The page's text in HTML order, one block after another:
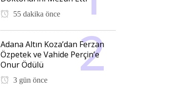
55 dakika önce
Adana Altın Koza’dan Ferzan
Özpetek ve Vahide Perçin’e
Onur Ödülü
3 gün önce